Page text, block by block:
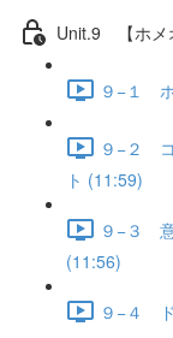
Unit.9 【ホメ
９−１
９−２
ト (11:59)
９−３
(11:56)
９−４